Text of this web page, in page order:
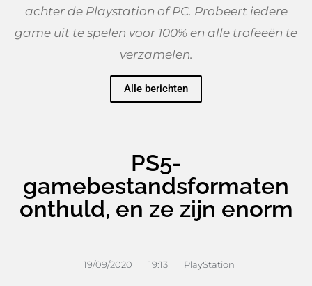
achter de Playstation of PC. Probeert iedere
game uit te spelen voor 100% en alle trofeeën te
verzamelen.
Alle berichten
PS5-
gamebestandsformaten
onthuld, en ze zijn enorm
19/09/2020 19:13 PlayStation